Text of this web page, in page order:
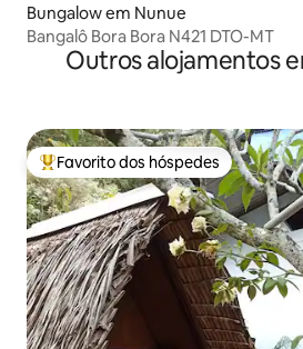
Bungalow em Nunue
Bangalô Bora Bora N421 DTO-MT
Outros alojamentos
Favoritos dos hóspedes mais
Favorito dos hóspedes